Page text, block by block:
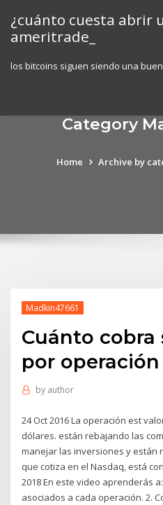
content
¿cuánto cuesta abrir
ameritrade_
los bitcoins siguen siendo una
Category
Home Archive by
Madkin47661
Cuánto cobra
por operación
by author
24 Oct 2016 La operación est
dólares. están rebajando las
manejar las inversiones y están
que cotiza en el Nasdaq, está
2018 En este video aprenderás
asociados a cada operación. 2.